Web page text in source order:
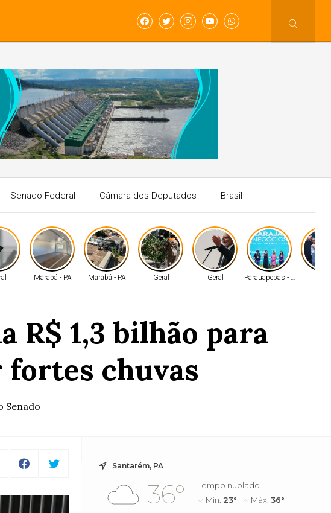
Senado Federal Câmara dos Deputados Brasil
Marabá - PA Marabá - PA Geral Geral Parauapebas - PA
R$ 1,3 bilhão para
chuvas
Senado
Santarém, PA
36°
Tempo nublado
Mín. 23° Máx.36°